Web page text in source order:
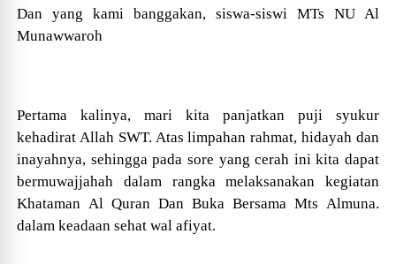
Dan yang kami banggakan, siswa-siswi MTs NU Al
Munawwaroh
Pertama kalinya, mari kita panjatkan puji syukur
kehadirat Allah SWT. Atas limpahan rahmat, hidayah dan
inayahnya, sehingga pada sore yang cerah ini kita dapat
bermuwajjahah dalam rangka melaksanakan kegiatan
Khataman Al Quran Dan Buka Bersama Mts Almuna.
dalam keadaan sehat wal afiyat.